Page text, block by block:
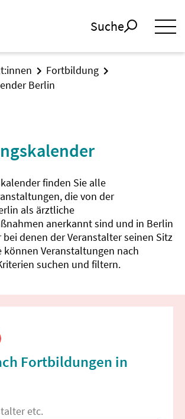
Suche
Fortbildung
Berlin
finden Sie alle
die von der
als ärztliche
anerkannt sind und in Berlin
denen der Veranstalter seinen Sitz
können Veranstaltungen nach
suchen und filtern.
Fortbildungen in